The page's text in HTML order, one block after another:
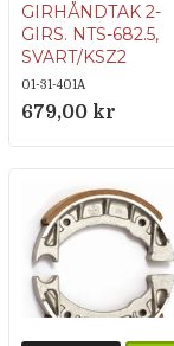
GIRHÅNDTAK 2-
GIRS. NTS-682.5,
SVART/KSZ2
01-31-401A
679,00 kr